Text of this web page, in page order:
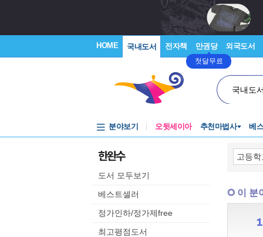
HOME 국내도서 전자책 만권당
첫달무료
외국도서
국내도
분야보기 오뒷세이아 추천마법사 베
한완수
도서 모두보기
베스트셀러
정가인하/정가제free
최고평점도서
이 분